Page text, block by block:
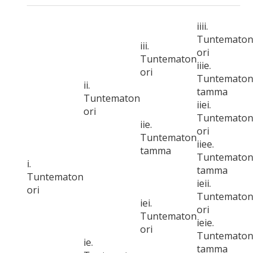
i.
Tuntematon
ori
ii.
Tuntematon
ori
iii.
Tuntematon
ori
iiii.
Tuntematon
ori
iiie.
Tuntematon
tamma
iie.
Tuntematon
tamma
iiei.
Tuntematon
ori
iiee.
Tuntematon
tamma
ie.
iei.
Tuntematon
ori
ieii.
Tuntematon
ori
ieie.
Tuntematon
tamma